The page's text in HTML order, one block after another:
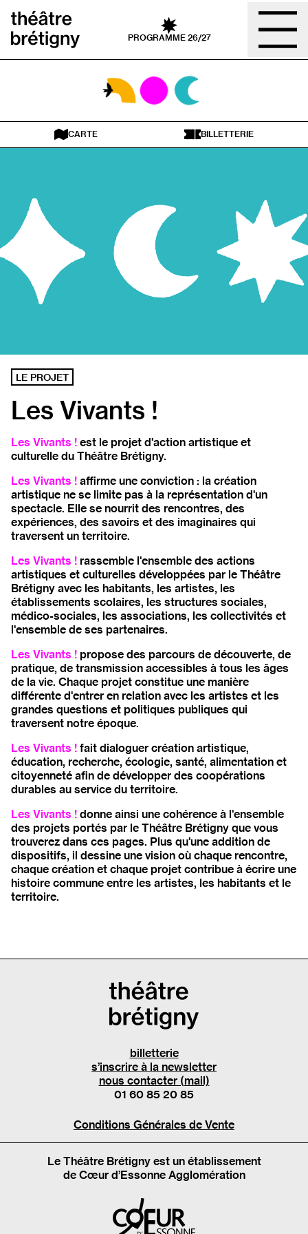
Aller au contenu
Retour à l’accueil
PROGRAMME 26/27
CARTE BILLETTERIE
LE PROJET
Les Vivants !
Les Vivants ! est le projet d'action artistique et
culturelle du Théâtre Brétigny.
Les Vivants ! affirme une conviction : la création
artistique ne se limite pas à la représentation d'un
spectacle. Elle se nourrit des rencontres, des
expériences, des savoirs et des imaginaires qui
traversent un territoire.
Les Vivants ! rassemble l'ensemble des actions
artistiques et culturelles développées par le Théâtre
Brétigny avec les habitants, les artistes, les
établissements scolaires, les structures sociales,
médico-sociales, les associations, les collectivités et
l'ensemble de ses partenaires.
Les Vivants ! propose des parcours de découverte, de
pratique, de transmission accessibles à tous les âges
de la vie. Chaque projet constitue une manière
différente d'entrer en relation avec les artistes et les
grandes questions et politiques publiques qui
traversent notre époque.
Les Vivants ! fait dialoguer création artistique,
éducation, recherche, écologie, santé, alimentation et
citoyenneté afin de développer des coopérations
durables au service du territoire.
Les Vivants ! donne ainsi une cohérence à l'ensemble
des projets portés par le Théâtre Brétigny que vous
trouverez dans ces pages. Plus qu'une addition de
dispositifs, il dessine une vision où chaque rencontre,
chaque création et chaque projet contribue à écrire une
histoire commune entre les artistes, les habitants et le
territoire.
billetterie
s’inscrire à la newsletter
nous contacter (mail)
01 60 85 20 85
Conditions Générales de Vente
Le Théâtre Brétigny est un établissement
de Cœur d’Essonne Agglomération